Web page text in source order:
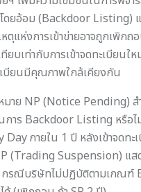
เหตุเพิกถอ
ช้ตั้งแต่วันที่
2567)
ฯ เพิ่มเหตุเพิกถอนในกรณีบริษั
ายปี หรือไม่สามารถแก้ไข Free
พื่อให้นักลงทุนมั่นใจได้ว่าบริษั